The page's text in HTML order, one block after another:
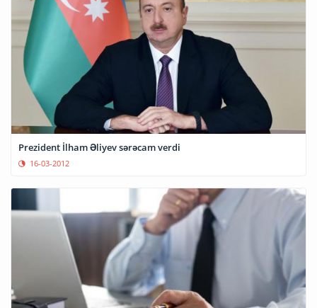
Prezident İlham Əliyev sərəcam verdi
16-03-2012